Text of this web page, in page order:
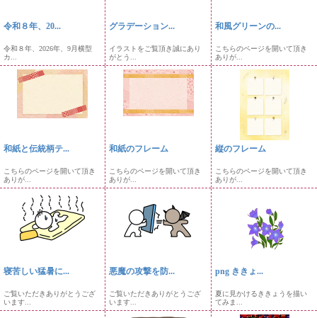
令和８年、20...
令和８年、2026年、9月横型
カ...
グラデーション...
イラストをご覧頂き誠にあり
がとう...
和風グリーンの...
こちらのページを開いて頂き
ありが...
和紙と伝統柄テ...
こちらのページを開いて頂き
ありが...
和紙のフレーム
こちらのページを開いて頂き
ありが...
縦のフレーム
こちらのページを開いて頂き
ありが...
寝苦しい猛暑に...
ご覧いただきありがとうござ
います...
悪魔の攻撃を防...
ご覧いただきありがとうござ
います...
png ききょ...
夏に見かけるききょうを描い
てみま...